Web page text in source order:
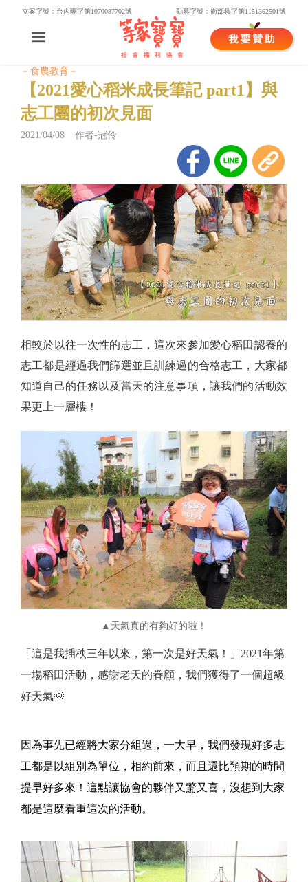
立案字號：台內團字第1070087702號 勸募字號：衛部救字第1151362501號
－食農教育－
【2021愛心稻米成長筆記 part1】與
志工團的初次見面
2021/04/08 作者-冠伶
相較於以往一次性的志工，這次來參加愛心稻田認養的
志工都是經過我們篩選並且訓練過的合格志工，大家都
知道自己的任務以及當天的注意事項，讓我們的活動效
果更上一層樓！
▲天氣真的有夠好的啦！
「這是我插秧三年以來，第一次是好天氣！」2021年第
一場稻田活動，感謝老天的眷顧，我們獲得了一個超級
好天氣🌞
因為事先已經將大家分組過，一大早，我們發現好多志
工都是以組別為單位，相約前來，而且還比預期的時間
提早好多來！這點讓協會的夥伴又驚又喜，沒想到大家
都是這麼看重這次的活動。